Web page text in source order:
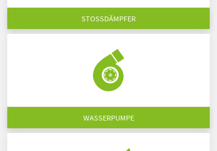
STOSSDÄMPFER
WASSERPUMPE